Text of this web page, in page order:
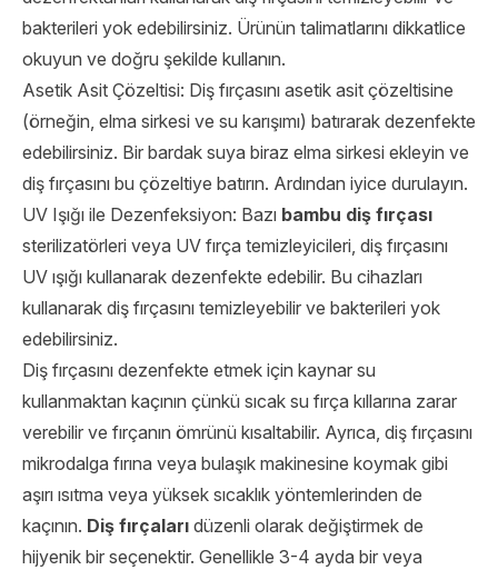
bakterileri yok edebilirsiniz. Ürünün talimatlarını dikkatlice
okuyun ve doğru şekilde kullanın.
Asetik Asit Çözeltisi: Diş fırçasını asetik asit çözeltisine
(örneğin, elma sirkesi ve su karışımı) batırarak dezenfekte
edebilirsiniz. Bir bardak suya biraz elma sirkesi ekleyin ve
diş fırçasını bu çözeltiye batırın. Ardından iyice durulayın.
UV Işığı ile Dezenfeksiyon: Bazı bambu diş fırçası
sterilizatörleri veya UV fırça temizleyicileri, diş fırçasını
UV ışığı kullanarak dezenfekte edebilir. Bu cihazları
kullanarak diş fırçasını temizleyebilir ve bakterileri yok
edebilirsiniz.
Diş fırçasını dezenfekte etmek için kaynar su
kullanmaktan kaçının çünkü sıcak su fırça kıllarına zarar
verebilir ve fırçanın ömrünü kısaltabilir. Ayrıca, diş fırçasını
mikrodalga fırına veya bulaşık makinesine koymak gibi
aşırı ısıtma veya yüksek sıcaklık yöntemlerinden de
kaçının. Diş fırçaları düzenli olarak değiştirmek de
hijyenik bir seçenektir. Genellikle 3-4 ayda bir veya